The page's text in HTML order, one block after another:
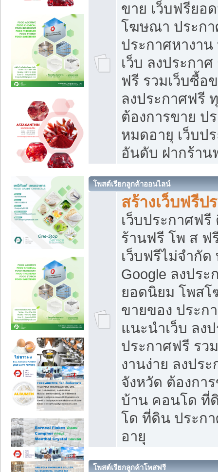
ขาย เว็บฟรียอ
โฆษณา ประกา
ประกาศหางา
เว็บ ลงประกา
ฟรี รวมเว็บซื้อ
ลงประกาศฟรี
ต้องการขาย ป
หมดอายุ เว็บป
อันดับ ฝากร้าน
โพสต์เรียกลูกค้าออนไลน์
สร้างเว็บฟรีป
เว็บประกาศฟ
ร้านฟรี โพ ส ฟ
เว็บฟรีไม่จำกัด
Google ลงประ
ยอดนิยม โพส
ขายของ ประก
แนะนำเว็บ ลง
ประกาศฟรี รว
งานง่าย ลงปร
จังหวัด ต้องกา
บ้าน คอนโด ที่
โด ที่ดิน ประก
อายุ
โพสต์เรียกลูกค้าโพสฟรี